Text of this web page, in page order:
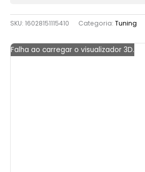
SKU: 16028151115410 Categoria: Tuning
Falha ao carregar o visualizador 3D.